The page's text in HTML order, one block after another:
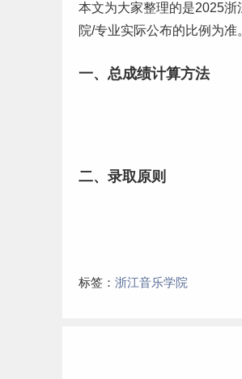
本文为大家整理的是2025浙
院/专业实际公布的比例为准
一、总成绩计算方法
二、录取原则
标签： 浙江音乐学院